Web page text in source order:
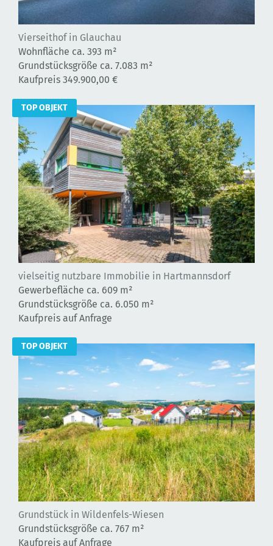
Vierseithof in Glauchau
Wohnfläche ca. 393 m²
Grundstücksgröße ca. 7.083 m²
Kaufpreis 349.900,00 €
vielseitig nutzbare Immobilie in Hartmannsdorf
Gewerbefläche ca. 609 m²
Grundstücksgröße ca. 6.050 m²
Kaufpreis auf Anfrage
TOP OBJEKT
Grundstück in Wildenfels-Wiesen
Grundstücksgröße ca. 767 m²
Kaufpreis auf Anfrage
TOP OBJEKT